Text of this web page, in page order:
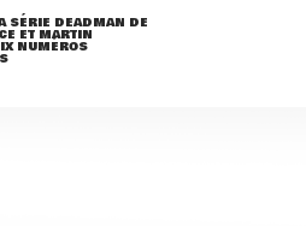
SÉRIE DEADMAN DE
ET MARTIN
NUMÉROS